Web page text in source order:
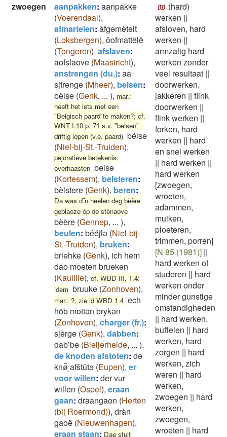
zwoegen
aanpakken: aanpakke
(Voerendaal),
afmartelen: àfgəmètəlt
(Loksbergen), ôofmattëlë
(Tongeren), afslaven:
aofslaove (Maastricht),
anstrengen (du.): aa
sjtrenge (Mheer), belsen:
bèlse (Genk, ... ), mar.:
heeft het iets met een
"Belgisch paard"te maken?; cf.
WNT I.10 p. 71 s.v. "belsen"=
driftig lopen (v.e. paard) bélsə
(Niel-bij-St.-Truiden),
pejoratieve betekenis:
overhaasten belsə
(Kortessem), belsteren:
bèlstere (Genk), beren:
Da was d¯n heelen dag bèère
geblaoze óp de stènaove
bèère (Gennep, ... ),
beulen: bééjlə (Niel-bij-
St.-Truiden), bruken:
briehke (Genk), ich hem
dao moeten brueken
(Kaulille), cf. WBD III, 1.4:
idem bruuke (Zonhoven),
mar.: ?; zie id WBD 1.4 ech
höb mottən brykən
(Zonhoven), charger (fr.):
sjèrge (Genk), dabben:
dab’be (Bleijerheide, ... ),
de knoden afstoten: də
knø͂ͅ afštūtə (Eupen), er
voor willen: der vur
willen (Ospel), eraan
gaan: draangaon (Herten
(bij Roermond)), dràn
gaoë (Nieuwenhagen),
eraan staan: Dae stuit
(hard)
werken ||
afsloven, hard
werken ||
armzalig hard
werken zonder
veel resultaat ||
doorwerken,
jakkeren || flink
doorwerken ||
flink werken ||
forken, hard
werken || hard
en snel werken
|| hard werken ||
hard werken
[zwoegen,
wroeten,
adammen,
muiken,
ploeteren,
trimmen, porren]
[N 85 (1981)] ||
hard werken of
studeren || hard
werken onder
minder gunstige
omstandigheden
|| hard werken,
buffelen || hard
werken, hard
zorgen || hard
werken, zich
weren || hard
werken,
zwoegen || hard
werken,
zwoegen,
wroeten || hard